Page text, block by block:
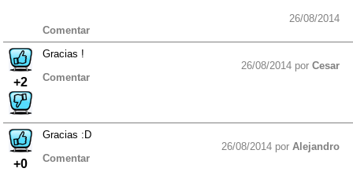
26/08/2014
Comentar
+2
Gracias !
26/08/2014 por Cesar
Comentar
+0
Gracias :D
26/08/2014 por Alejandro
Comentar